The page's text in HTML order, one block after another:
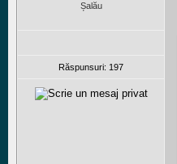
Șalău
Răspunsuri: 197